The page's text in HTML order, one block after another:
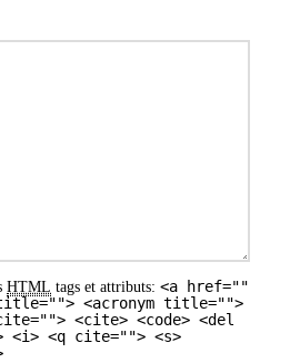
HTML tags et attributs: <a href=""
<acronym title="">
<cite> <code> <del
<i> <q cite=""> <s>